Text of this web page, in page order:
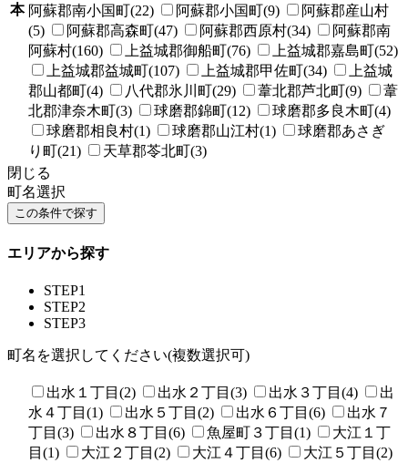
本 阿蘇郡南小国町(22)
阿蘇郡小国町(9)
阿蘇郡産山村
(5)
阿蘇郡高森町(47) 阿蘇郡西原村(34)
阿蘇郡南
阿蘇村(160)
上益城郡御船町(76)
上益城郡嘉島町(52)
上益城郡益城町(107)
上益城郡甲佐町(34)
上益城
郡山都町(4)
八代郡氷川町(29) 葦北郡芦北町(9)
葦
北郡津奈木町(3)
球磨郡錦町(12)
球磨郡多良木町(4)
球磨郡相良村(1)
球磨郡山江村(1)
球磨郡あさぎ
り町(21)
天草郡苓北町(3)
閉じる
町名選択
エリアから探す
STEP1
STEP2
STEP3
町名を選択してください(複数選択可)
出水１丁目(2) 出水２丁目(3) 出水３丁目(4)
出
水４丁目(1)
出水５丁目(2) 出水６丁目(6)
出水７
丁目(3)
出水８丁目(6) 魚屋町３丁目(1)
大江１丁
目(1)
大江２丁目(2) 大江４丁目(6)
大江５丁目(2)